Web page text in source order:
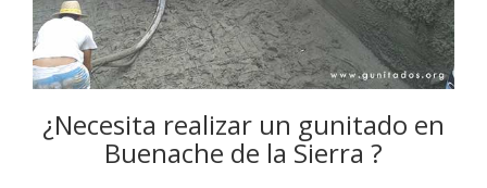
¿Necesita realizar un gunitado en
Buenache de la Sierra ?